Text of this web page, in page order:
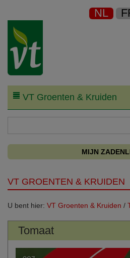
NL
VT Groenten & Kruiden
MIJN
VT GROENTEN & KRUIDEN
U bent hier: VT Groenten & Kruiden /
Tomaat